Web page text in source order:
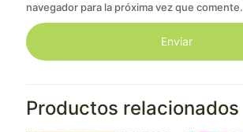
navegador para la próxima vez que comente.
Productos relacionados